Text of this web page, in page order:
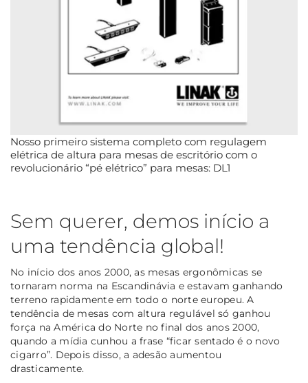
Nosso primeiro sistema completo com regulagem
elétrica de altura para mesas de escritório com o
revolucionário “pé elétrico” para mesas: DL1
Sem querer, demos início a
uma tendência global!
No início dos anos 2000, as mesas ergonômicas se
tornaram norma na Escandinávia e estavam ganhando
terreno rapidamente em todo o norte europeu. A
tendência de mesas com altura regulável só ganhou
força na América do Norte no final dos anos 2000,
quando a mídia cunhou a frase “ficar sentado é o novo
cigarro”. Depois disso, a adesão aumentou
drasticamente.